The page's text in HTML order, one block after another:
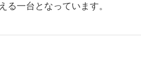
る一台となっています。